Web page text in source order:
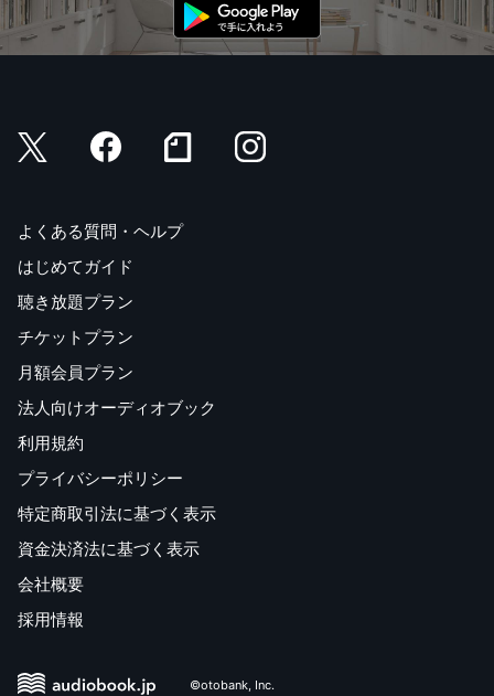
よくある質問・ヘルプ
はじめてガイド
聴き放題プラン
チケットプラン
月額会員プラン
法人向けオーディオブック
利用規約
プライバシーポリシー
特定商取引法に基づく表示
資金決済法に基づく表示
会社概要
採用情報
©otobank, Inc.